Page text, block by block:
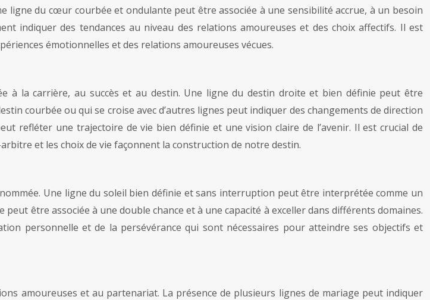
du cœur courbée et ondulante peut être associée à une sensibilité accrue, à un besoin
indiquer des tendances au niveau des relations amoureuses et des choix affectifs. Il est
émotionnelles et des relations amoureuses vécues.
à la carrière, au succès et au destin. Une ligne du destin droite et bien définie peut être
courbée ou qui se croise avec d’autres lignes peut indiquer des changements de direction
refléter une trajectoire de vie bien définie et une vision claire de l’avenir. Il est crucial de
et les choix de vie façonnent la construction de notre destin.
Une ligne du soleil bien définie et sans interruption peut être interprétée comme un
être associée à une double chance et à une capacité à exceller dans différents domaines.
personnelle et de la persévérance qui sont nécessaires pour atteindre ses objectifs et
amoureuses et au partenariat. La présence de plusieurs lignes de mariage peut indiquer